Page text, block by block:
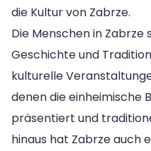
die Kultur von Zabrze.
Die Menschen in Zabrze
Geschichte und
kulturelle
denen die einheimische
präsentiert und
hinaus hat Zabrze auch